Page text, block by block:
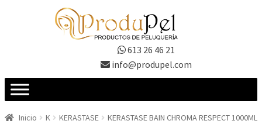
613 26 46 21
info@produpel.com
Inicio K KERASTASE KERASTASE BAIN CHROMA RESPECT 1000ML